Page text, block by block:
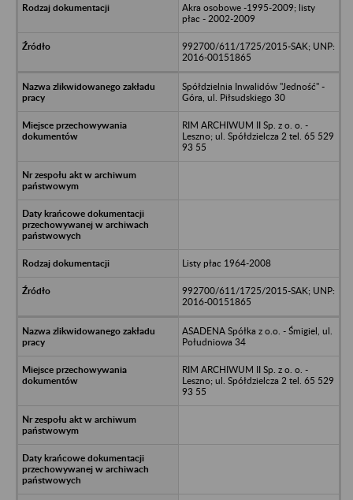
Akra osobowe -1995-2009; listy
płac - 2002-2009
992700/611/1725/2015-SAK; UNP:
2016-00151865
Spółdzielnia Inwalidów "Jedność" -
Góra, ul. Piłsudskiego 30
RIM ARCHIWUM II Sp. z o. o. -
Leszno; ul. Spółdzielcza 2 tel. 65 529
93 55
Listy płac 1964-2008
992700/611/1725/2015-SAK; UNP:
2016-00151865
ASADENA Spółka z o.o. - Śmigiel, ul.
Południowa 34
RIM ARCHIWUM II Sp. z o. o. -
Leszno; ul. Spółdzielcza 2 tel. 65 529
93 55